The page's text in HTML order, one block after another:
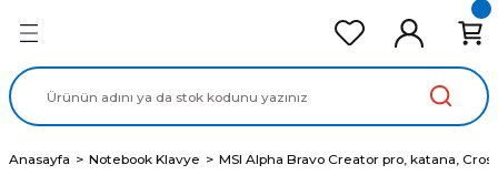
Ekran Panel
Data Kablo
Anasayfa Notebook Klavye MSI Alpha Bravo Creator pro, katana,